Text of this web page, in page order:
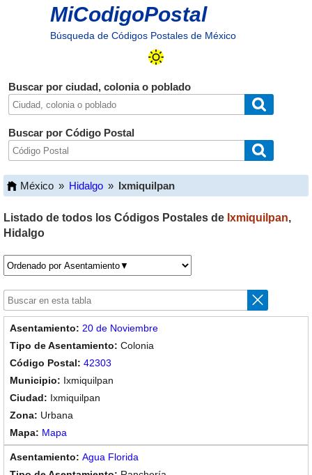
MiCodigoPostal
Búsqueda de Códigos Postales de México
Buscar por ciudad, colonia o poblado
Buscar por Código Postal
México » Hidalgo » Ixmiquilpan
Listado de todos los Códigos Postales de Ixmiquilpan,
Hidalgo
20 de Noviembre
Colonia
42303
Ixmiquilpan
Ixmiquilpan
Urbana
Mapa
Agua Florida